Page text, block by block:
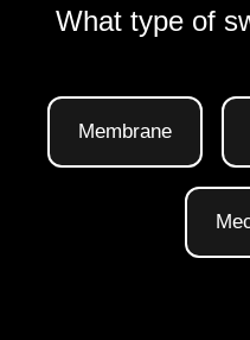
What type of
Membrane